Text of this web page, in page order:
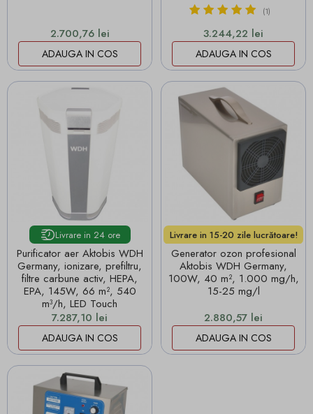
Pret
2.700,76 lei
ADAUGA IN COS
(1)
Pret
3.244,22 lei
ADAUGA IN COS
Livrare in 24 ore
Purificator aer Aktobis WDH
Germany, ionizare, prefiltru,
filtre carbune activ, HEPA,
EPA, 145W, 66 m², 540
m³/h, LED Touch
Pret
7.287,10 lei
ADAUGA IN COS
Livrare in 15-20 zile lucrătoare!
Generator ozon profesional
Aktobis WDH Germany,
100W, 40 m², 1.000 mg/h,
15-25 mg/l
Pret
2.880,57 lei
ADAUGA IN COS